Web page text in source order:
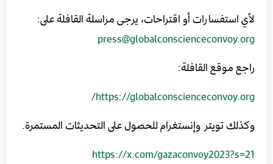
لأي استفسارات أو اقتراحات، يرجى مراسلة القافلة على:
press@globalconscienceconvoy.org
راجع موقع القافلة:
https://globalconscienceconvoy.org/
وكذلك تويتر وإنستغرام للحصول على التحديثات المستمرة.
https://x.com/gazaconvoy2023?s=21